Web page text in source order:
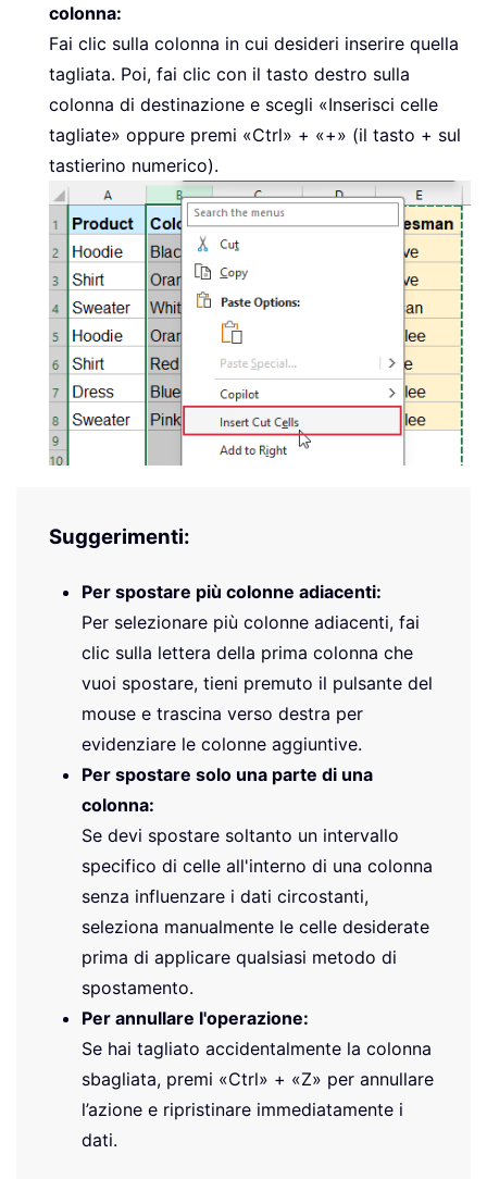
colonna:
Fai clic sulla colonna in cui desideri inserire quella
tagliata. Poi, fai clic con il tasto destro sulla
colonna di destinazione e scegli «Inserisci celle
tagliate» oppure premi «Ctrl» + «+» (il tasto + sul
tastierino numerico).
Suggerimenti:
Per spostare più colonne adiacenti:
Per selezionare più colonne adiacenti, fai
clic sulla lettera della prima colonna che
vuoi spostare, tieni premuto il pulsante del
mouse e trascina verso destra per
evidenziare le colonne aggiuntive.
Per spostare solo una parte di una
colonna:
Se devi spostare soltanto un intervallo
specifico di celle all'interno di una colonna
senza influenzare i dati circostanti,
seleziona manualmente le celle desiderate
prima di applicare qualsiasi metodo di
spostamento.
Per annullare l'operazione:
Se hai tagliato accidentalmente la colonna
sbagliata, premi «Ctrl» + «Z» per annullare
l’azione e ripristinare immediatamente i
dati.